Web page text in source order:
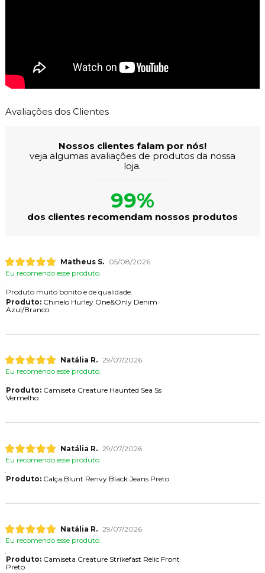
Avaliações dos Clientes
Nossos clientes falam por nós!
veja algumas avaliações de produtos da nossa
loja.
99%
dos clientes recomendam nossos produtos
Matheus S.
05/08/2026
Eu recomendo esse produto.
Produto muito bonito e de qualidade.
Produto:Chinelo Hurley One&Only Denim
Azul/Branco
Natália R. 29/07/2026
Eu recomendo esse produto.
Produto:Camiseta Creature Haunted Sea Ss
Vermelho
Natália R. 29/07/2026
Eu recomendo esse produto.
Produto:Calça Blunt Renvy Black Jeans Preto
Natália R. 29/07/2026
Eu recomendo esse produto.
Produto:Camiseta Creature Strikefast Relic Front
Preto